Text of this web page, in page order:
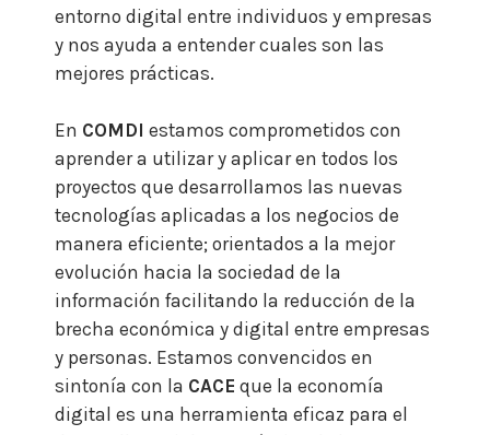
entorno digital entre individuos y empresas
y nos ayuda a entender cuales son las
mejores prácticas.
En COMDI estamos comprometidos con
aprender a utilizar y aplicar en todos los
proyectos que desarrollamos las nuevas
tecnologías aplicadas a los negocios de
manera eficiente; orientados a la mejor
evolución hacia la sociedad de la
información facilitando la reducción de la
brecha económica y digital entre empresas
y personas. Estamos convencidos en
sintonía con la CACE que la economía
digital es una herramienta eficaz para el